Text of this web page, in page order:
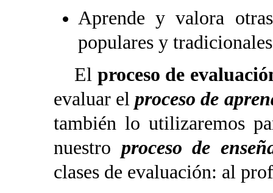
Aprende y valora
populares y
El proceso de
evaluar el proceso de
también lo utilizaremos
nuestro proceso de
clases de evaluación: al